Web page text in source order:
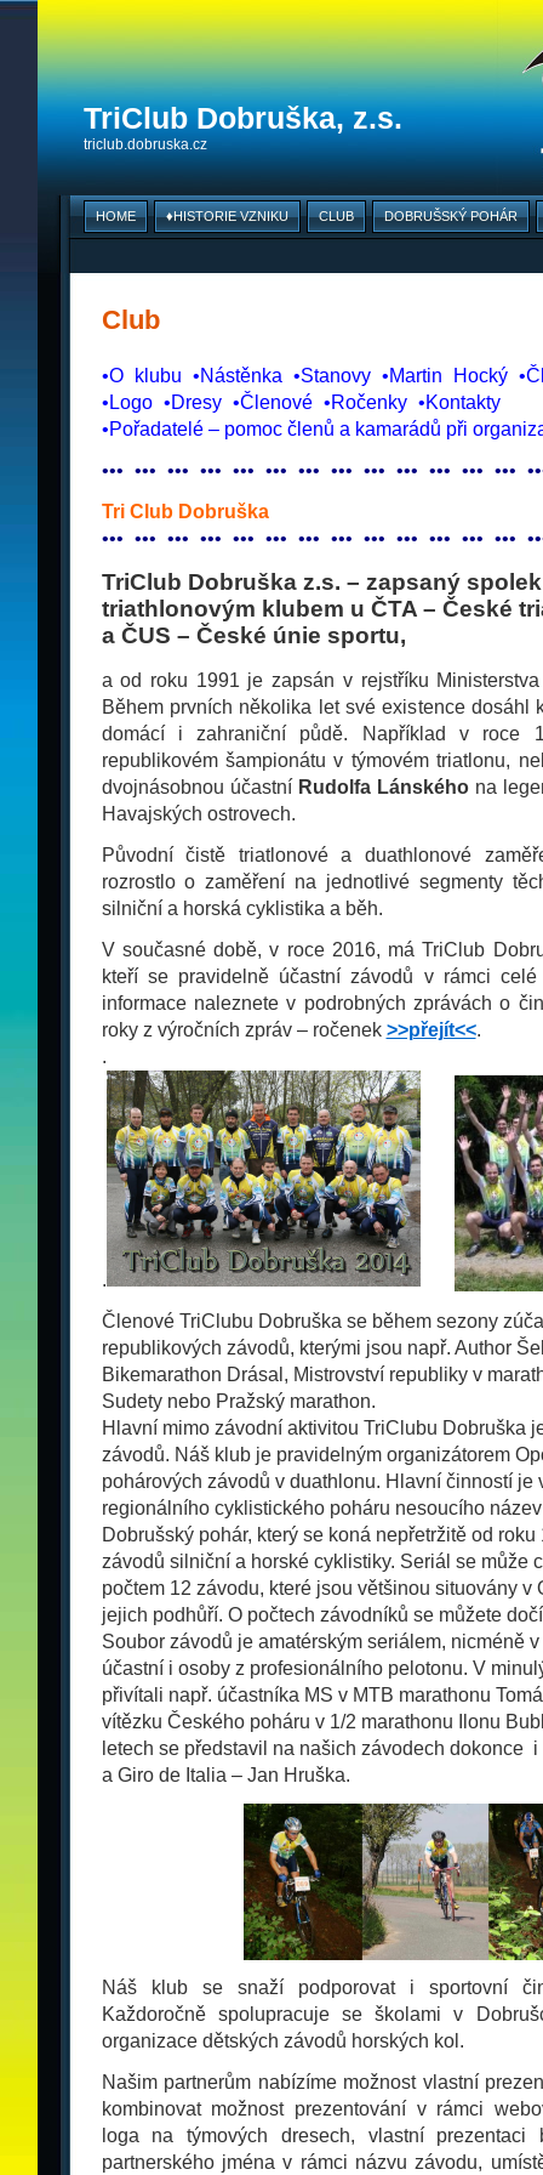
TriClub Dobruška, z.s.
triclub.dobruska.cz
HOME ♦HISTORIE VZNIKU CLUB DOBRUŠSKÝ POHÁR
Club
•O_ klubu •Nástěnka •Stanovy_ •Martin Hocký_
•Logo_ •Dresy_ •Členové_ •Ročenky_ •Kontakty
•Pořadatelé – pomoc členů a kamarádů při
••• ••• ••• ••• ••• ••• ••• ••• ••• ••• ••• ••• ••• ••
Tri Club Dobruška
••• ••• ••• ••• ••• ••• ••• ••• ••• ••• ••• ••• ••• ••
TriClub Dobruška z.s. – zapsaný
triathlonovým klubem u ČTA – České
a ČUS – České únie sportu,
a od roku 1991 je zapsán v rejstříku
Během prvních několika let své existence dosáhl
domácí i zahraniční půdě. Například v roce
republikovém šampionátu v týmovém triatlonu,
dvojnásobnou účastní Rudolfa Lánskéhona
Havajských ostrovech.
Původní čistě triatlonové a duathlonové
rozrostlo o zaměření na jednotlivé segmenty
silniční a horská cyklistika a běh.
V současné době, v roce 2016, má TriClub
kteří se pravidelně účastní závodů v rámci
informace naleznete v podrobných zprávách o
roky z výročních zpráv – ročenek >>přejít<<.
.
.
Členové TriClubu Dobruška se během sezony
republikových závodů, kterými jsou např. Author
Bikemarathon Drásal, Mistrovství republiky v
Sudety nebo Pražský marathon.
Hlavní mimo závodní aktivitou TriClubu Dobruška
závodů. Náš klub je pravidelným organizátorem
pohárových závodů v duathlonu. Hlavní činností je
regionálního cyklistického poháru nesoucího
Dobrušský pohár, který se koná nepřetržitě od
závodů silniční a horské cyklistiky. Seriál se může
počtem 12 závodu, které jsou většinou situovány v
jejich podhůří. O počtech závodníků se můžete
Soubor závodů je amatérským seriálem, nicméně
účastní i osoby z profesionálního pelotonu. V
přivítali např. účastníka MS v MTB marathonu
vítězku Českého poháru v 1/2 marathonu Ilonu
letech se představil na našich závodech dokonce
a Giro de Italia – Jan Hruška.
Náš klub se snaží podporovat i sportovní
Každoročně spolupracuje se školami v
organizace dětských závodů horských kol.
Našim partnerům nabízíme možnost vlastní
kombinovat možnost prezentování v rámci
loga na týmových dresech, vlastní prezentaci
partnerského jména v rámci názvu závodu,